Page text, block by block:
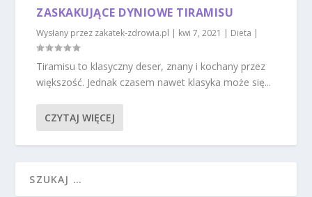
ZASKAKUJĄCE DYNIOWE TIRAMISU
Wysłany przez zakatek-zdrowia.pl | kwi 7, 2021 | Dieta |
Tiramisu to klasyczny deser, znany i kochany przez
większość. Jednak czasem nawet klasyka może się...
CZYTAJ WIĘCEJ